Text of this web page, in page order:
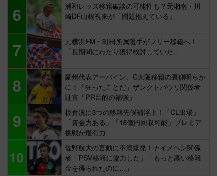
6
浦和レッズ移籍破談の可能性も？元湘南・川
崎DF山根視来が「問題抱えている」
7
元横浜FM・町田所属選手がフリー移籍へ！
「長期間にわたり獲得検討していた」
8
豪州代表アーバイン、C大阪移籍の裏側明らか
に！「狂ったことだ」ザンクトパウリ関係者
証言「PR目的の補強」
9
板倉滉に3つの移籍先候補浮上！「CL出場」
「資金力ある」「18億円回収可能」プレミア
挑戦が最有力
10
佐野航大の言動に不満爆発！ナイメヘン関係
者「PSV移籍に協力した」「もっと高い移籍
金を得られたのに…」